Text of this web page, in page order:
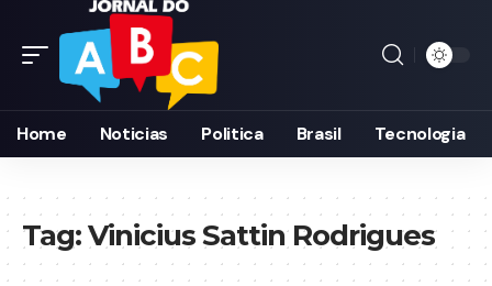
Home Noticias Politica Brasil Tecnologia
Tag:Vinicius Sattin Rodrigues